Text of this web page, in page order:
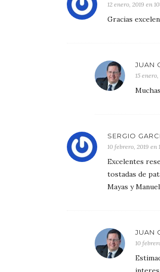
12 enero, 2019 en
Gracias
JUAN
15 enero,
SERGIO
10 febrero, 2019 en
Excelentes
tostadas de
Mayas y
JUAN
10